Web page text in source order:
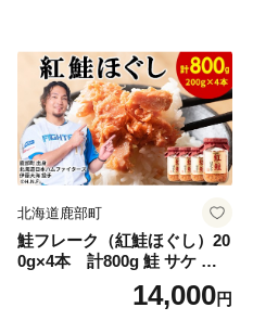
北海道鹿部町
鮭フレーク（紅鮭ほぐし）20
0g×4本 計800g 鮭 サケ 鮭
ほぐし サケフレーク シャケ
フレーク 鮭フレーク14,000円